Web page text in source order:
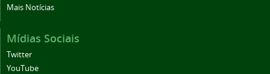
Mais Notícias
Mídias Sociais
Twitter
YouTube